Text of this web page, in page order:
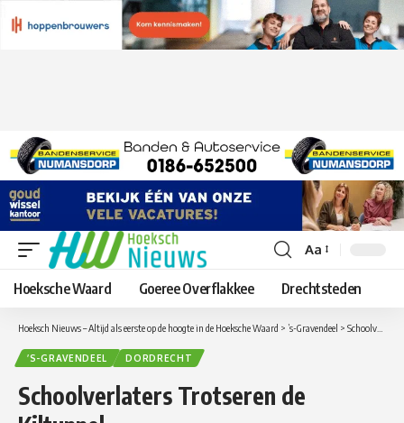
Lettergrootte
aanpassen
Aa
Hoeksche Waard Goeree Overflakkee Drechtsteden
Hoeksch Nieuws – Altijd als eerste op de hoogte in de Hoeksche Waard > ’s-Gravendeel > Schoolverlaters Trotseren de Kiltunnel
’S-GRAVENDEEL DORDRECHT
Schoolverlaters Trotseren de